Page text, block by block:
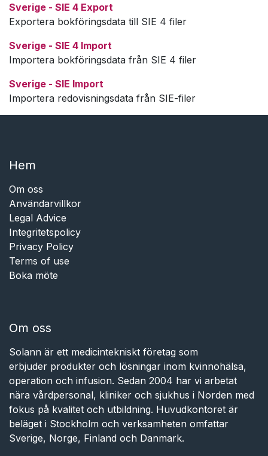
Sverige - SIE 4 Export
Exportera bokföringsdata till SIE 4 filer
Sverige - SIE 4 Import
Importera bokföringsdata från SIE 4 filer
Sverige - SIE Import
Importera redovisningsdata från SIE-filer
Hem​​
Om oss
Användarvillkor
Legal Advice
Integritetspolicy
Privacy Policy
Terms of use
Boka möte
Om oss
Solann är ett medicintekniskt företag som
erbjuder produkter och lösningar inom kvinnohälsa,
operation och infusion. Sedan 2004 har vi arbetat
nära vårdpersonal, kliniker och sjukhus i Norden med
fokus på kvalitet och utbildning. Huvudkontoret är
beläget i Stockholm och verksamheten omfattar
Sverige, Norge, Finland och Danmark.